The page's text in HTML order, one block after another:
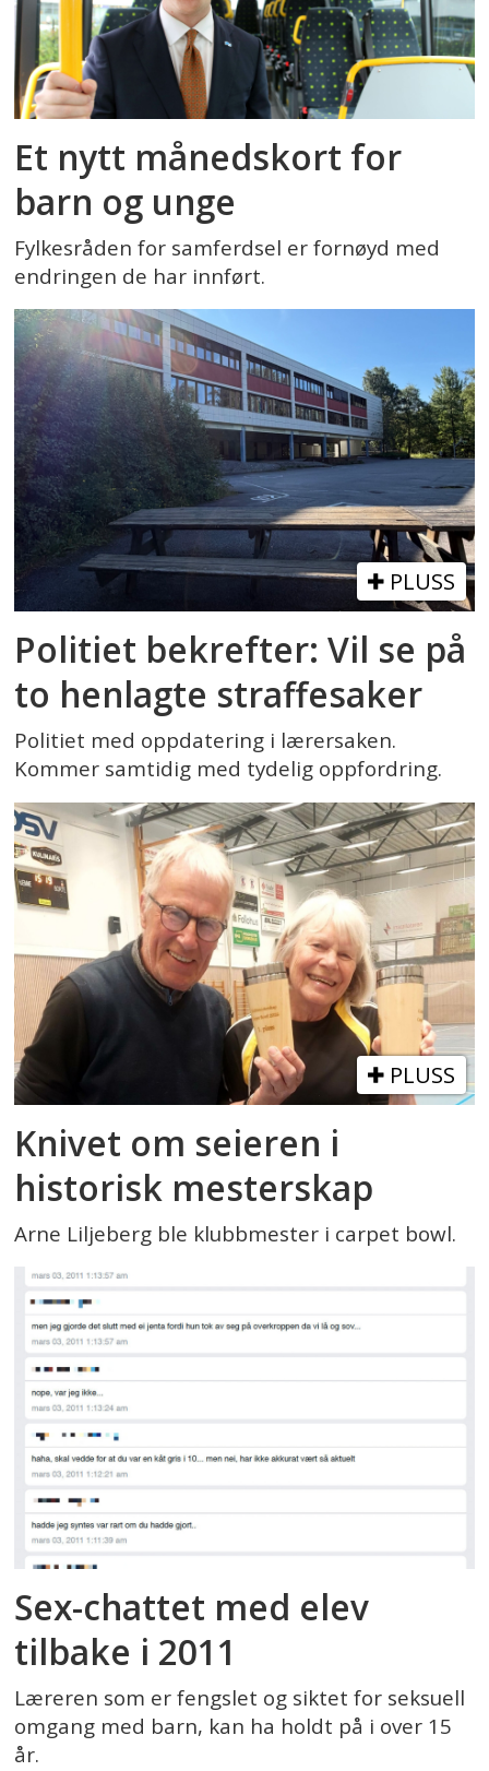
Et nytt månedskort for
barn og unge
Fylkesråden for samferdsel er fornøyd med
endringen de har innført.
PLUSS
Politiet bekrefter: Vil se på
to henlagte straffesaker
Politiet med oppdatering i lærersaken.
Kommer samtidig med tydelig oppfordring.
PLUSS
Knivet om seieren i
historisk mesterskap
Arne Liljeberg ble klubbmester i carpet bowl.
Sex-chattet med elev
tilbake i 2011
Læreren som er fengslet og siktet for seksuell
omgang med barn, kan ha holdt på i over 15
år.